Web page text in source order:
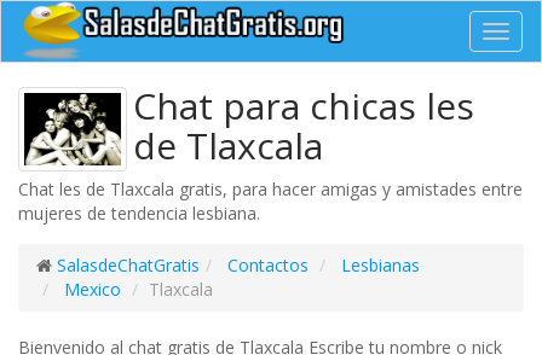
Chat para chicas les
de Tlaxcala
Chat les de Tlaxcala gratis, para hacer amigas y amistades entre
mujeres de tendencia lesbiana.
SalasdeChatGratis Contactos
Lesbianas
Mexico
Tlaxcala
Bienvenido al chat gratis de Tlaxcala Escribe tu nombre o nick